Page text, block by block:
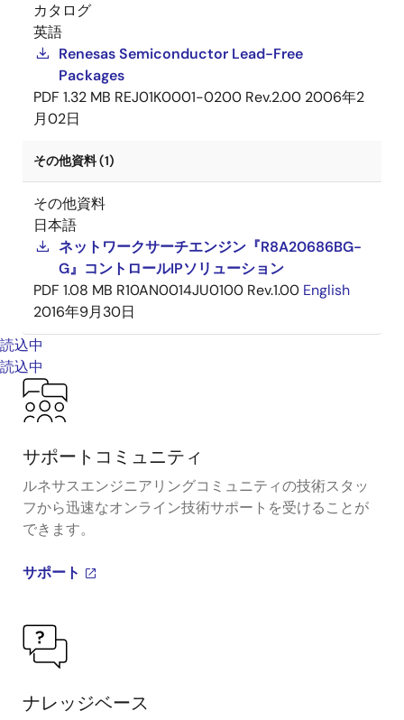
カタログ
英語
Renesas Semiconductor Lead-Free
Packages
PDF 1.32 MB REJ01K0001-0200 Rev.2.00 2006年2
月02日
その他資料 (1)
その他資料
日本語
ネットワークサーチエンジン『R8A20686BG-
G』コントロールIPソリューション
PDF 1.08 MB R10AN0014JU0100 Rev.1.00 English
2016年9月30日
読込中
読込中
サポートコミュニティ
ルネサスエンジニアリングコミュニティの技術スタッ
フから迅速なオンライン技術サポートを受けることが
できます。
サポート
ナレッジベース